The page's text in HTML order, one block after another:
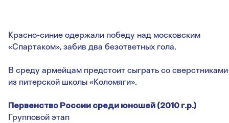
Красно-синие одержали победу над московским
«Спартаком», забив два безответных гола.
В среду армейцам предстоит сыграть со сверстниками
из питерской школы «Коломяги».
Первенство России среди юношей (2010 г.р.)
Групповой этап